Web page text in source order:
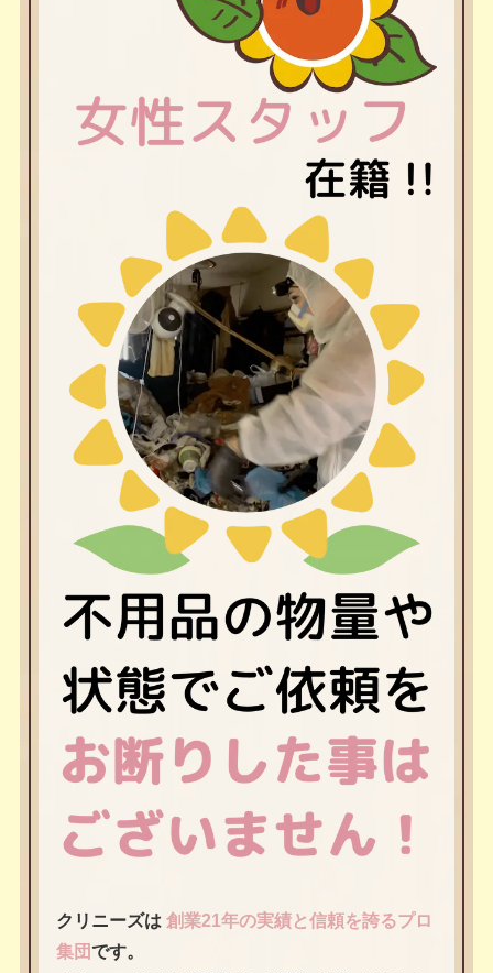
クリニーズは 創業21年の実績と信頼を誇るプロ
集団です。